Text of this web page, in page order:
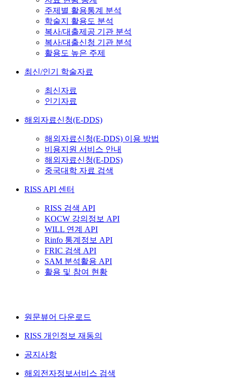
주제별 활용통계 분석
학술지 활용도 분석
복사/대출제공 기관 분석
복사/대출신청 기관 분석
활용도 높은 주제
최신/인기 학술자료
최신자료
인기자료
해외자료신청(E-DDS)
해외자료신청(E-DDS) 이용 방법
비용지원 서비스 안내
해외자료신청(E-DDS)
중국대학 자료 검색
RISS API 센터
RISS 검색 API
KOCW 강의정보 API
WILL 연계 API
Rinfo 통계정보 API
FRIC 검색 API
SAM 분석활용 API
활용 및 참여 현황
원문뷰어 다운로드
RISS 개인정보 재동의
공지사항
해외전자정보서비스 검색